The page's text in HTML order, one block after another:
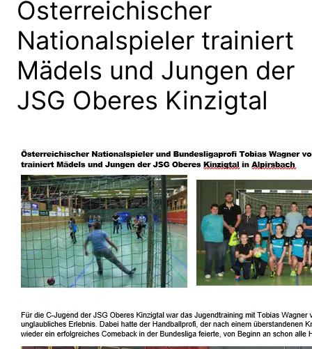
Österreichischer
Nationalspieler trainiert
Mädels und Jungen der
JSG Oberes Kinzigtal